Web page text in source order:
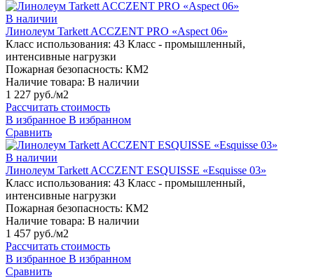
В наличии
Линолеум Tarkett ACCZENT PRO «Aspect 06»
Класс использования: 43 Класс - промышленный,
интенсивные нагрузки
Пожарная безопасность: КМ2
Наличие товара: В наличии
1 227 руб./м2
Рассчитать стоимость
В избранное В избранном
Сравнить
В наличии
Линолеум Tarkett ACCZENT ESQUISSE «Esquisse 03»
Класс использования: 43 Класс - промышленный,
интенсивные нагрузки
Пожарная безопасность: КМ2
Наличие товара: В наличии
1 457 руб./м2
Рассчитать стоимость
В избранное В избранном
Сравнить